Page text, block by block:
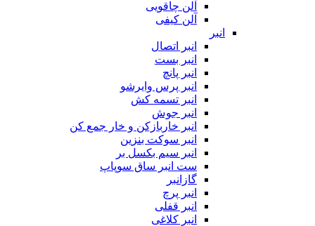
آلن چاقویی
آلن کیفی
انبر
انبر اتصال
انبر بست
انبر پانچ
انبر پرس وایرشو
انبر تسمه کش
انبر جوش
انبر خاربازکن و خار جمع کن
انبر سوکت بنزین
انبر سیم بکسل بر
ست انبر ساق سوپاپ
گازانبر
انبر پرچ
انبر قفلی
انبر کلاغی